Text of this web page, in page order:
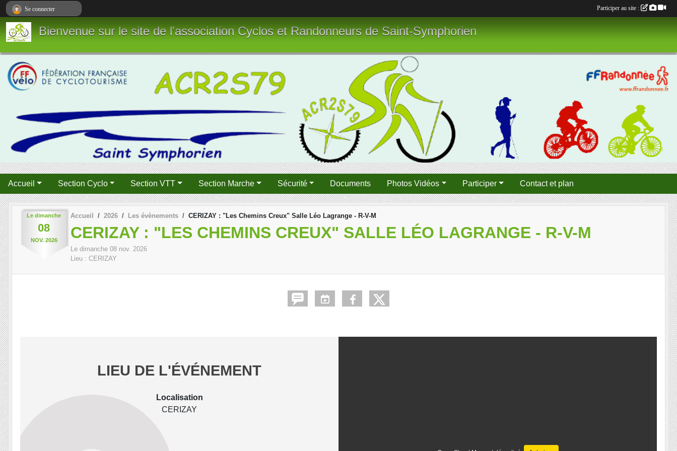
Bienvenue sur le site de l'association Cyclos et Randonneurs de Saint-Symphorien
Accueil Section Cyclo Section VTT Section Marche Sécurité Documents Photos Vidéos Participer Contact et plan
Le dimanche
08
NOV. 2026
Accueil 2026 Les évènements CERIZAY : "Les Chemins Creux" Salle Léo Lagrange - R-V-M
CERIZAY : "LES CHEMINS CREUX" SALLE LÉO LAGRANGE - R-V-M
Le dimanche 08 nov. 2026
Lieu : CERIZAY
LIEU DE L'ÉVÉNEMENT
Localisation
CERIZAY
Se connecter Participer au site :
Panneau de gestion des cookies